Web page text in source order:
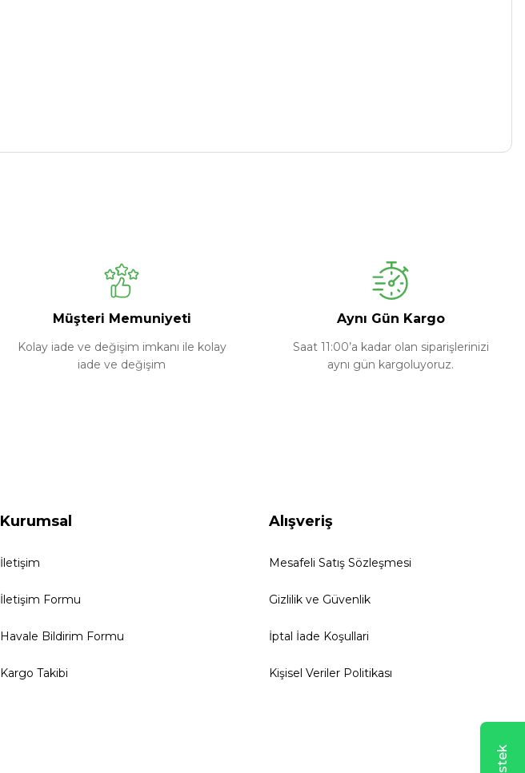
Müşteri Memuniyeti
Kolay iade ve değişim imkanı ile kolay
iade ve değişim
Aynı Gün Kargo
Saat 11:00’a kadar olan siparişlerinizi
aynı gün kargoluyoruz.
Kurumsal
İletişim
İletişim Formu
Havale Bildirim Formu
Kargo Takibi
Alışveriş
Mesafeli Satış Sözleşmesi
Gizlilik ve Güvenlik
İptal İade Koşullari
Kişisel Veriler Politikası